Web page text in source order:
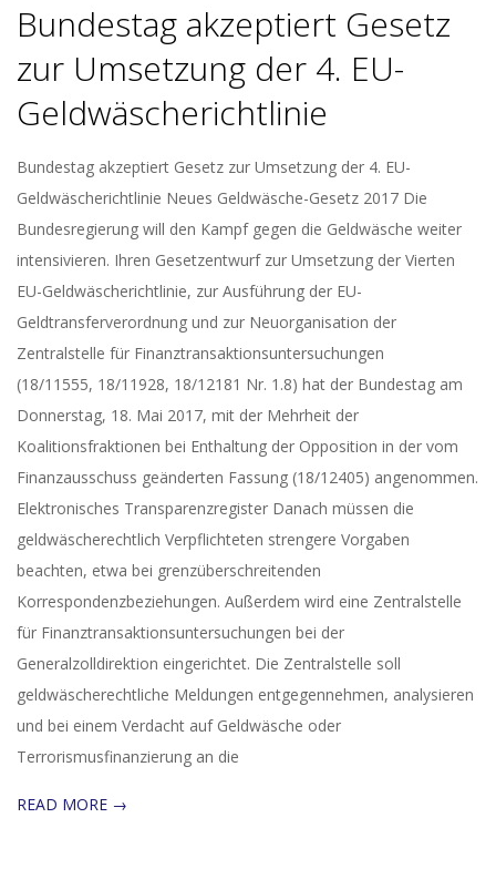
Bundestag akzeptiert Gesetz
zur Umsetzung der 4. EU-
Geldwäscherichtlinie
2017-
05-
25
Bundestag akzeptiert Gesetz zur Umsetzung der 4. EU-
Geldwäscherichtlinie Neues Geldwäsche-Gesetz 2017 Die
Bundesregierung will den Kampf gegen die Geldwäsche weiter
intensivieren. Ihren Gesetzentwurf zur Umsetzung der Vierten
EU-Geldwäscherichtlinie, zur Ausführung der EU-
Geldtransferverordnung und zur Neuorganisation der
Zentralstelle für Finanztransaktionsuntersuchungen
(18/11555, 18/11928, 18/12181 Nr. 1.8) hat der Bundestag am
Donnerstag, 18. Mai 2017, mit der Mehrheit der
Koalitionsfraktionen bei Enthaltung der Opposition in der vom
Finanzausschuss geänderten Fassung (18/12405) angenommen.
Elektronisches Transparenzregister Danach müssen die
geldwäscherechtlich Verpflichteten strengere Vorgaben
beachten, etwa bei grenzüberschreitenden
Korrespondenzbeziehungen. Außerdem wird eine Zentralstelle
für Finanztransaktionsuntersuchungen bei der
Generalzolldirektion eingerichtet. Die Zentralstelle soll
geldwäscherechtliche Meldungen entgegennehmen, analysieren
und bei einem Verdacht auf Geldwäsche oder
Terrorismusfinanzierung an die
READ MORE →